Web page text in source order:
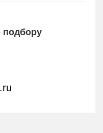
подбору